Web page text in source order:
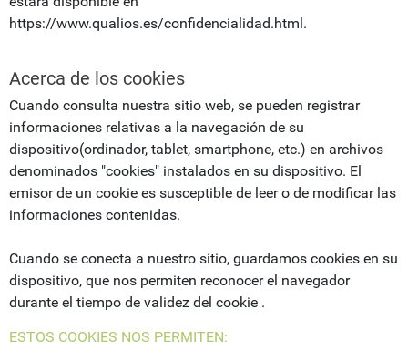
https://www.qualios.es/confidencialidad.html.
Acerca de los cookies
Cuando consulta nuestra sitio web, se pueden registrar
informaciones relativas a la navegación de su
dispositivo(ordinador, tablet, smartphone, etc.) en archivos
denominados "cookies" instalados en su dispositivo. El
emisor de un cookie es susceptible de leer o de modificar las
informaciones contenidas.
Cuando se conecta a nuestro sitio, guardamos cookies en su
dispositivo, que nos permiten reconocer el navegador
durante el tiempo de validez del cookie .
ESTOS COOKIES NOS PERMITEN: